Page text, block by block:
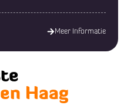
Meer Informatie
Haag